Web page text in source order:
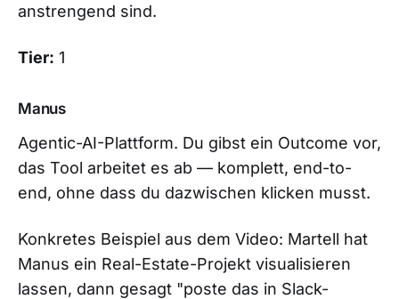
anstrengend sind.
Tier: 1
Manus
Agentic-AI-Plattform. Du gibst ein Outcome vor,
das Tool arbeitet es ab — komplett, end-to-
end, ohne dass du dazwischen klicken musst.
Konkretes Beispiel aus dem Video: Martell hat
Manus ein Real-Estate-Projekt visualisieren
lassen, dann gesagt "poste das in Slack-